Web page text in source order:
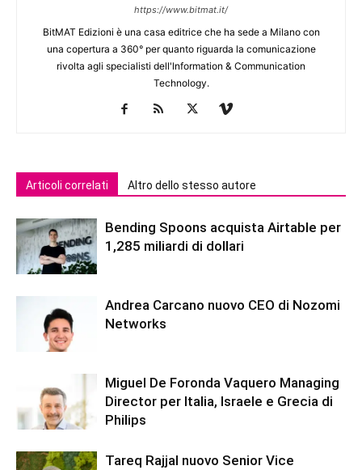
https://www.bitmat.it/
BitMAT Edizioni è una casa editrice che ha sede a Milano con
una copertura a 360° per quanto riguarda la comunicazione
rivolta agli specialisti dell'lnformation & Communication
Technology.
Articoli correlati Altro dello stesso autore
Bending Spoons acquista Airtable per
1,285 miliardi di dollari
Andrea Carcano nuovo CEO di Nozomi
Networks
Miguel De Foronda Vaquero Managing
Director per Italia, Israele e Grecia di
Philips
Tareq Rajjal nuovo Senior Vice